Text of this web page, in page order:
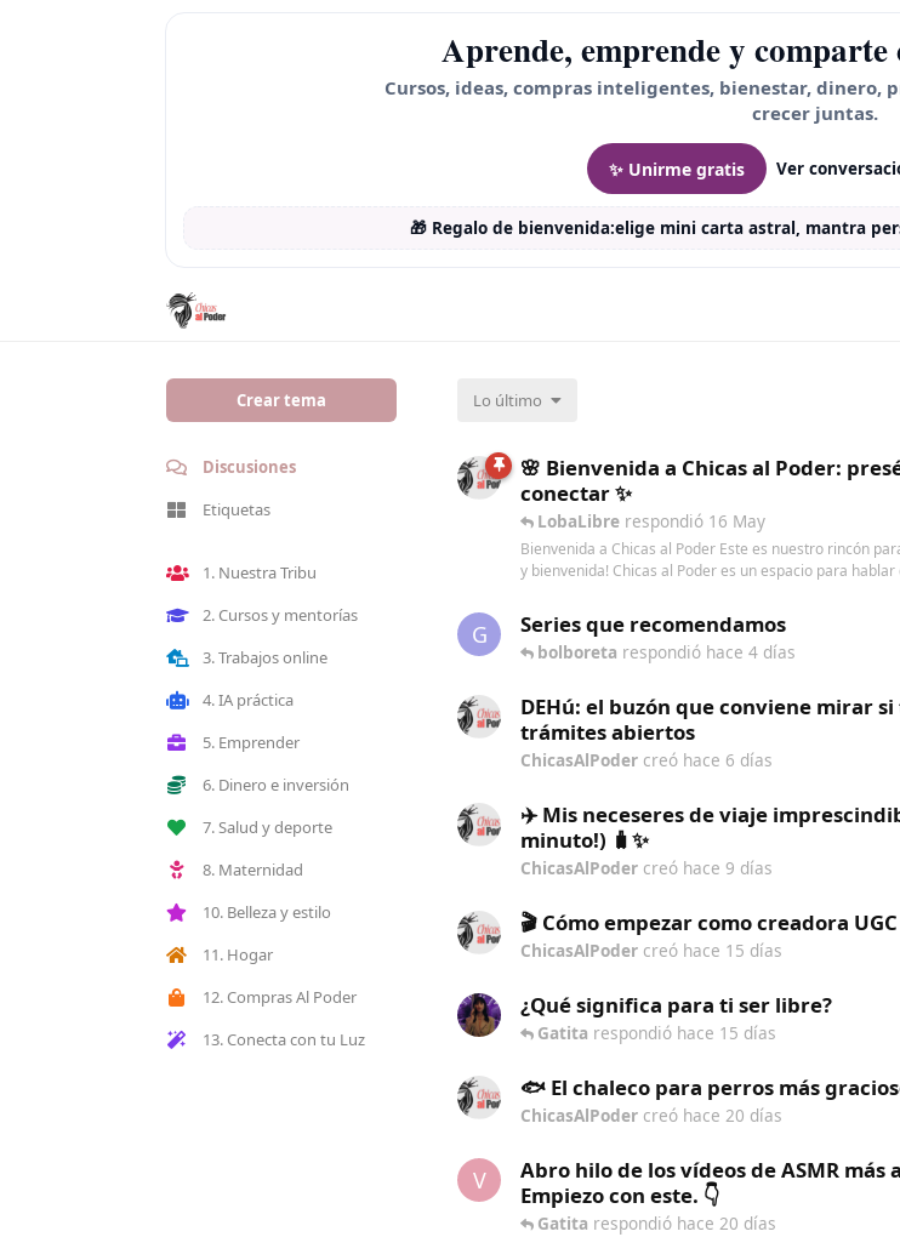
Aprende, emprende y
Cursos, ideas, compras inteligentes, bienestar, dinero,
crecer juntas.
✨ Unirme gratis Ver
🎁 Regalo de bienvenida:elige mini carta astral, mantra
Crear tema
Discusiones
Etiquetas
1. Nuestra Tribu
2. Cursos y mentorías
3. Trabajos online
4. IA práctica
5. Emprender
6. Dinero e inversión
7. Salud y deporte
8. Maternidad
10. Belleza y estilo
11. Hogar
12. Compras Al Poder
13. Conecta con tu Luz
Lo último
🌸 Bienvenida a Chicas al Poder:
conectar ✨
LobaLibre respondió 16 May
Bienvenida a Chicas al Poder Este es nuestro rincón
y bienvenida! Chicas al Poder es un espacio para
G Series que recomendamos
bolboreta respondió hace 4 días
DEHú: el buzón que conviene mirar
trámites abiertos
ChicasAlPoder creó hace 6 días
✈️ Mis neceseres de viaje
minuto!) 🧳✨
ChicasAlPoder creó hace 9 días
🎬 Cómo empezar como creadora
ChicasAlPoder creó hace 15 días
¿Qué significa para ti ser libre?
Gatita respondió hace 15 días
🐟 El chaleco para perros más
ChicasAlPoder creó hace 20 días
V
Abro hilo de los vídeos de ASMR más
Empiezo con este. 👇
Gatita respondió hace 20 días